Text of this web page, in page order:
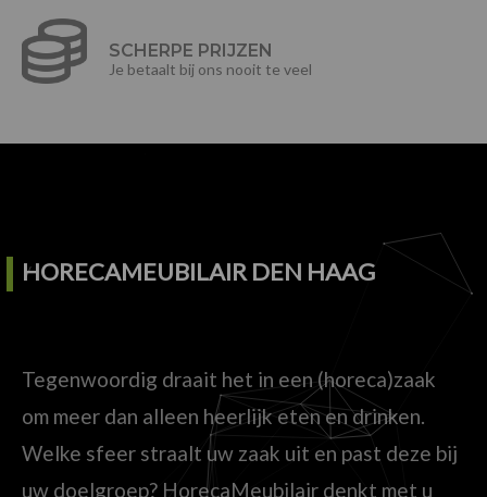
SCHERPE PRIJZEN
Je betaalt bij ons nooit te veel
HORECAMEUBILAIR DEN HAAG
Tegenwoordig draait het in een (horeca)zaak
om meer dan alleen heerlijk eten en drinken.
Welke sfeer straalt uw zaak uit en past deze bij
uw doelgroep? HorecaMeubilair denkt met u